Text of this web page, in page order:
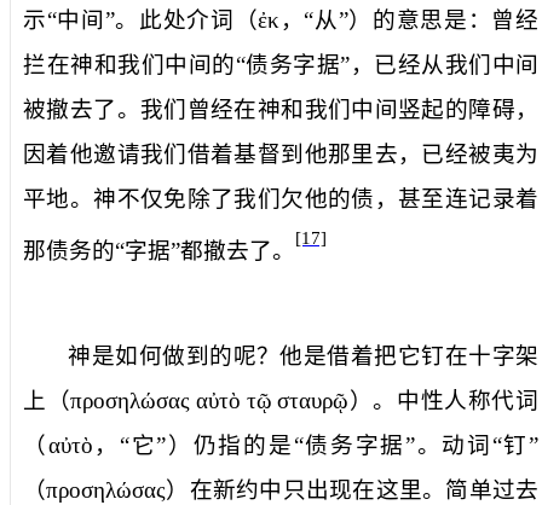
示“中间”。此处介词（ἐκ，“从”）的意思是：曾经
拦在神和我们中间的“债务字据”，已经从我们中间
被撤去了。我们曾经在神和我们中间竖起的障碍，
因着他邀请我们借着基督到他那里去，已经被夷为
平地。神不仅免除了我们欠他的债，甚至连记录着
那债务的“字据”都撤去了。 [17]
神是如何做到的呢？他是借着把它钉在十字架
上
（προσηλώσας αὐτὸ τῷ σταυρῷ）。中性人称代词
（αὐτὸ ，“它”）仍指的是“债务字据”。动词“钉”
（προσηλώσας）在新约中只出现在这里。简单过去